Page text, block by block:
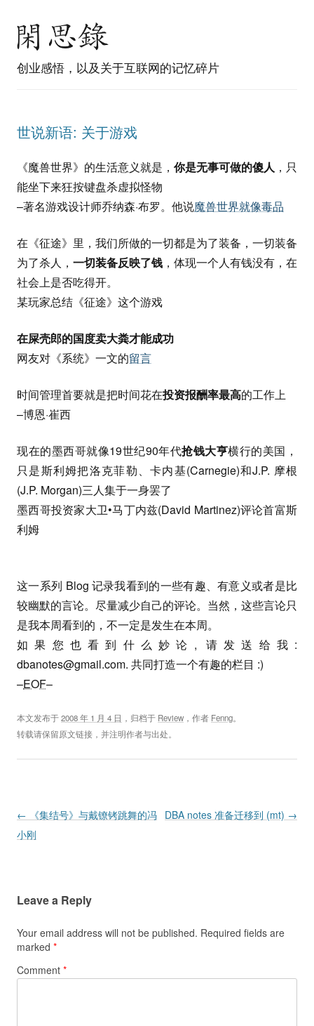
创业感悟，以及关于互联网的记忆碎片
世说新语: 关于游戏
《魔兽世界》的生活意义就是， 你是无事可做的傻人 ，只
能坐下来狂按键盘杀虚拟怪物
–著名游戏设计师乔纳森·布罗。他说魔兽世界就像毒品
在《征途》里，我们所做的一切都是为了装备，一切装备
为了杀人， 一切装备反映了钱 ，体现一个人有钱没有，在
社会上是否吃得开。
某玩家总结《征途》这个游戏
在屎壳郎的国度卖大粪才能成功
网友对《系统》一文的留言
时间管理首要就是把时间花在投资报酬率最高的工作上
–博恩·崔西
现在的墨西哥就像19世纪90年代抢钱大亨横行的美国，
只是斯利姆把洛克菲勒、卡内基(Carnegie)和J.P. 摩根
(J.P. Morgan)三人集于一身罢了
墨西哥投资家大卫•马丁内兹(David Martinez)评论首富斯
利姆
这一系列 Blog 记录我看到的一些有趣、有意义或者是比
较幽默的言论。尽量减少自己的评论。当然，这些言论只
是我本周看到的，不一定是发生在本周。
如果您也看到什么妙论, 请发送给我:
dbanotes@gmail.com. 共同打造一个有趣的栏目 :)
–EOF–
本文发布于2008 年 1 月 4 日 ，归档于 Review ，作者 Fenng。
转载请保留原文链接，并注明作者与出处。
Post navigation
← 《集结号》与戴镣铐跳舞的冯
小刚
DBA notes 准备迁移到 (mt) →
Leave a Reply
Your email address will not be published. Required fields are
marked *
Comment *